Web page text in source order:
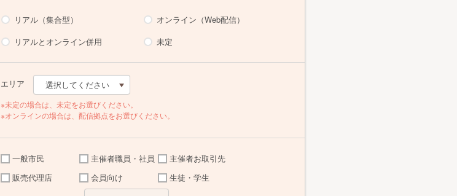
リアル（集合型）
オンライン（Web配信）
リアルとオンライン併用
未定
エリア
選択してください
選択してください
未定
岩手県
宮城県
※未定の場合は、未定をお選びください。
※オンラインの場合は、配信拠点をお選びください。
一般市民 主催者職員・社員
主催者お取引先
販売代理店
会員向け
生徒・学生